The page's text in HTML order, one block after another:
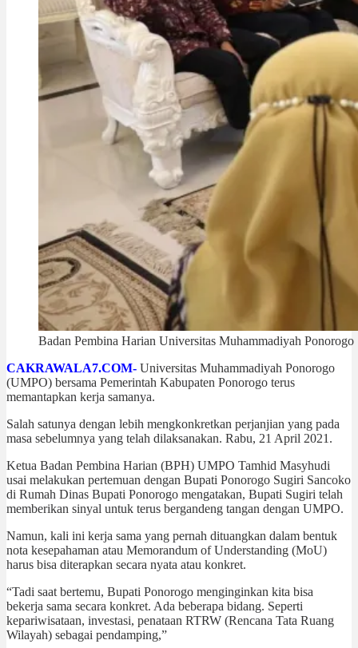
Badan Pembina Harian Universitas Muhammadiyah
CAKRAWALA7.COM- Universitas Muhammadiyah Ponorogo
(UMPO) bersama Pemerintah Kabupaten Ponorogo terus
memantapkan kerja samanya.
Salah satunya dengan lebih mengkonkretkan perjanjian yang pada
masa sebelumnya yang telah dilaksanakan. Rabu, 21 April 2021.
Ketua Badan Pembina Harian (BPH) UMPO Tamhid Masyhudi
usai melakukan pertemuan dengan Bupati Ponorogo Sugiri Sancoko
di Rumah Dinas Bupati Ponorogo mengatakan, Bupati Sugiri telah
memberikan sinyal untuk terus bergandeng tangan dengan UMPO.
Namun, kali ini kerja sama yang pernah dituangkan dalam bentuk
nota kesepahaman atau Memorandum of Understanding (MoU)
harus bisa diterapkan secara nyata atau konkret.
“Tadi saat bertemu, Bupati Ponorogo menginginkan kita bisa
bekerja sama secara konkret. Ada beberapa bidang. Seperti
kepariwisataan, investasi, penataan RTRW (Rencana Tata Ruang
Wilayah) sebagai pendamping,”